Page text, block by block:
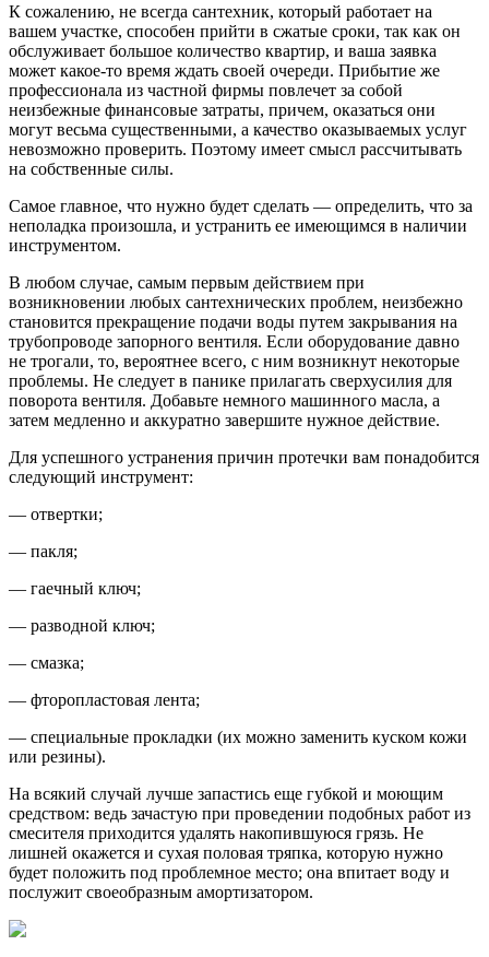
К сожалению, не всегда сантехник, который работает на
вашем участке, способен прийти в сжатые сроки, так как он
обслуживает большое количество квартир, и ваша заявка
может какое-то время ждать своей очереди. Прибытие же
профессионала из частной фирмы повлечет за собой
неизбежные финансовые затраты, причем, оказаться они
могут весьма существенными, а качество оказываемых услуг
невозможно проверить. Поэтому имеет смысл рассчитывать
на собственные силы.
Самое главное, что нужно будет сделать — определить, что за
неполадка произошла, и устранить ее имеющимся в наличии
инструментом.
В любом случае, самым первым действием при
возникновении любых сантехнических проблем, неизбежно
становится прекращение подачи воды путем закрывания на
трубопроводе запорного вентиля. Если оборудование давно
не трогали, то, вероятнее всего, с ним возникнут некоторые
проблемы. Не следует в панике прилагать сверхусилия для
поворота вентиля. Добавьте немного машинного масла, а
затем медленно и аккуратно завершите нужное действие.
Для успешного устранения причин протечки вам понадобится
следующий инструмент:
— отвертки;
— пакля;
— гаечный ключ;
— разводной ключ;
— смазка;
— фторопластовая лента;
— специальные прокладки (их можно заменить куском кожи
или резины).
На всякий случай лучше запастись еще губкой и моющим
средством: ведь зачастую при проведении подобных работ из
смесителя приходится удалять накопившуюся грязь. Не
лишней окажется и сухая половая тряпка, которую нужно
будет положить под проблемное место; она впитает воду и
послужит своеобразным амортизатором.